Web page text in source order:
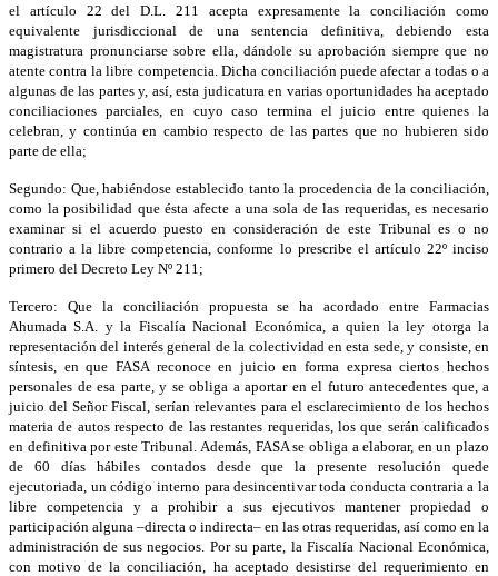
el artículo 22 del D.L. 211 acepta expresamente la conciliación como
equivalente jurisdiccional de una sentencia definitiva, debiendo esta
magistratura pronunciarse sobre ella, dándole su aprobación siempre que no
atente contra la libre competencia. Dicha conciliación puede afectar a todas o a
algunas de las partes y, así, esta judicatura en varias oportunidades ha aceptado
conciliaciones parciales, en cuyo caso termina el juicio entre quienes la
celebran, y continúa en cambio respecto de las partes que no hubieren sido
parte de ella;
Segundo: Que, habiéndose establecido tanto la procedencia de la conciliación,
como la posibilidad que ésta afecte a una sola de las requeridas, es necesario
examinar si el acuerdo puesto en consideración de este Tribunal es o no
contrario a la libre competencia, conforme lo prescribe el artículo 22º inciso
primero del Decreto Ley Nº 211;
Tercero: Que la conciliación propuesta se ha acordado entre Farmacias
Ahumada S.A. y la Fiscalía Nacional Económica, a quien la ley otorga la
representación del interés general de la colectividad en esta sede, y consiste, en
síntesis, en que FASA reconoce en juicio en forma expresa ciertos hechos
personales de esa parte, y se obliga a aportar en el futuro antecedentes que, a
juicio del Señor Fiscal, serían relevantes para el esclarecimiento de los hechos
materia de autos respecto de las restantes requeridas, los que serán calificados
en definitiva por este Tribunal. Además, FASA se obliga a elaborar, en un plazo
de 60 días hábiles contados desde que la presente resolución quede
ejecutoriada, un código interno para desincentivar toda conducta contraria a la
libre competencia y a prohibir a sus ejecutivos mantener propiedad o
participación alguna –directa o indirecta– en las otras requeridas, así como en la
administración de sus negocios. Por su parte, la Fiscalía Nacional Económica,
con motivo de la conciliación, ha aceptado desistirse del requerimiento en